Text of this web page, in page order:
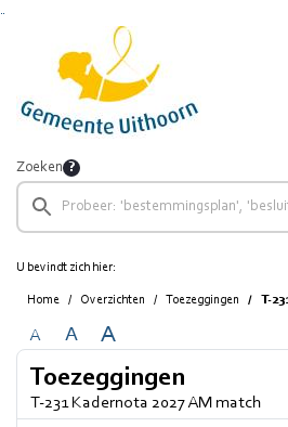
Zoeken
U bevindt zich hier:
Home Overzichten Toezeggingen T-
A A A
Toezeggingen
T-231 Kadernota 2027 AM match